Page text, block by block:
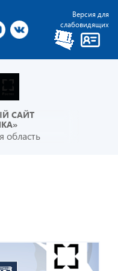
Версия для
слабовидящих
САЙТ
область